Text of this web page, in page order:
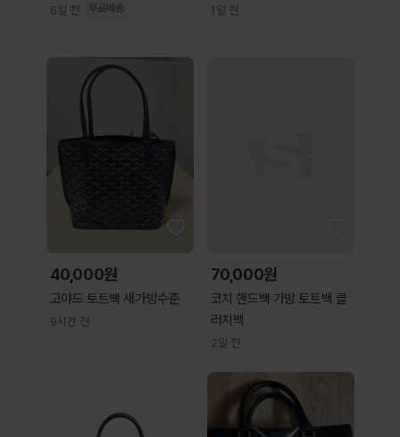
6일 전 무료배송 1일 전
40,000원
고야드 토트백 새가방수준
9시간 전
70,000원
코치 핸드백 가방 토트백 클
러치백
2일 전